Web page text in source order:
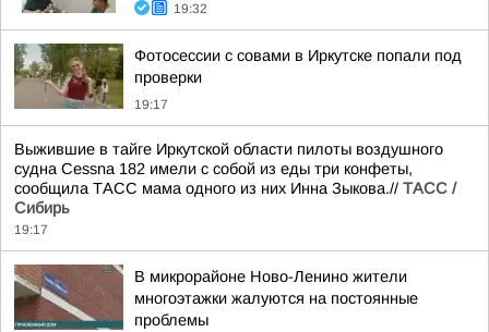
19:32
Фотосессии с совами в Иркутске попали под
проверки
19:17
Выжившие в тайге Иркутской области пилоты воздушного
судна Cessna 182 имели с собой из еды три конфеты,
сообщила ТАСС мама одного из них Инна Зыкова.// ТАСС /
Сибирь
19:17
В микрорайоне Ново-Ленино жители
многоэтажки жалуются на постоянные
проблемы